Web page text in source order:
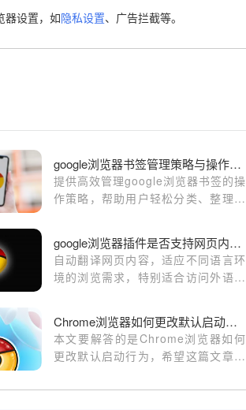
器设置，如隐私设置、广告拦截等。
google浏览器书签管理策略与操作实战
提供高效管理google浏览器书签的操
作策略，帮助用户轻松分类、整理和
google浏览器插件是否支持网页内容自动翻译
自动翻译网页内容，适应不同语言环
境的浏览需求，特别适合访问外语网
Chrome浏览器如何更改默认启动行为
本文要解答的是Chrome浏览器如何
更改默认启动行为，希望这篇文章内